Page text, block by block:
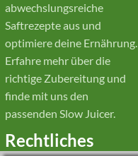
abwechslungsreiche
Saftrezepte aus und
optimiere deine Ernährung.
Erfahre mehr über die
richtige Zubereitung und
finde mit uns den
passenden Slow Juicer.
Rechtliches